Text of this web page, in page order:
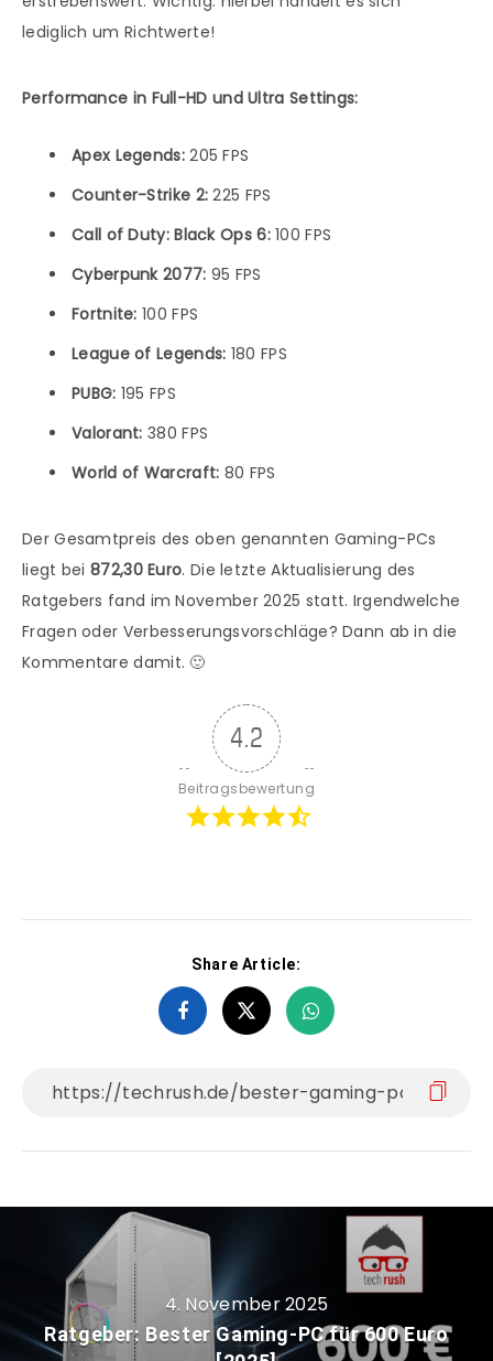
lediglich um Richtwerte!
Performance in Full-HD und Ultra Settings:
Apex Legends:205 FPS
Counter-Strike 2: 225 FPS
Call of Duty: Black Ops 6:100 FPS
Cyberpunk 2077: 95 FPS
Fortnite: 100 FPS
League of Legends: 180 FPS
PUBG: 195 FPS
Valorant: 380 FPS
World of Warcraft: 80 FPS
Der Gesamtpreis des oben genannten Gaming-PCs
liegt bei 872,30 Euro. Die letzte Aktualisierung des
Ratgebers fand im November 2025 statt. Irgendwelche
Fragen oder Verbesserungsvorschläge? Dann ab in die
Kommentare damit. 🙂
4.2
Beitragsbewertung
Share Article:
4. November 2025
Ratgeber: Bester Gaming-PC für 600 Euro